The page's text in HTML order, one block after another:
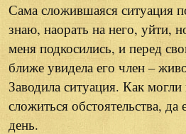
Сама сложившаяся ситуация
знаю, наорать на него, уйти,
меня подкосились, и перед
ближе увидела его член –
Заводила ситуация. Как
сложиться обстоятельства, да
день.